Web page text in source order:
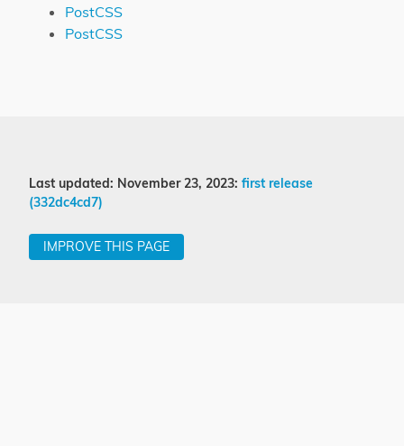
PostCSS
PostCSS
Last updated: November 23, 2023: first release
(332dc4cd7)
IMPROVE THIS PAGE